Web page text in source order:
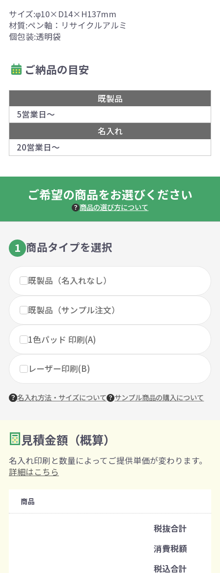
サイズ:φ10×D14×H137mm
材質:ペン軸：リサイクルアルミ
個包装:透明袋
ご納品の目安
既製品
5営業日～
名入れ
20営業日～
ご希望の商品をお選びください
商品の選び方について
1 商品タイプを選択
既製品（名入れなし）
既製品（サンプル注文）
1色パッド 印刷(A)
レーザー印刷(B)
名入れ方法・サイズについて サンプル商品の購入について
2 数量を入力
購入条件
既製品：200本から
名入れあり：100本から
※既製品サンプルは各色3個まで
見積金額（概算）
名入れ印刷と数量によってご提供単価が変わります。
詳細はこちら
商品
税抜合計
消費税額
税込合計